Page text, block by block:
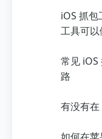
iOS 抓
工具可
常见 iOS
路
有没有在